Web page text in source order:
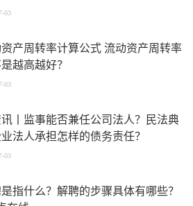
03
产周转率计算公式 流动资产周转率
越高越好？
03
丨监事能否兼任公司法人？民法典
法人承担怎样的债务责任？
03
指什么？解聘的步骤具体有哪些？